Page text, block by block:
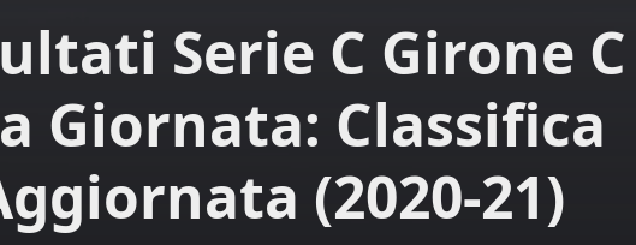
Serie C Girone C
Giornata: Classifica
(2020-21)